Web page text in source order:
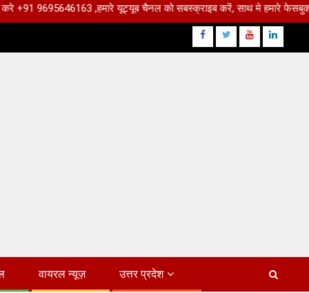
,हमारे यूट्यूब चैनल को सबस्क्राइब करें, साथ मे हमारे फेसबुक को लाइक जरूर
Facebook
TwitterYoutubeLinkdin
वायरल न्यूज़ उत्तर प्रदेश